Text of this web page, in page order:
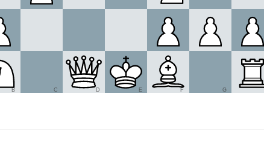
B C D E F G